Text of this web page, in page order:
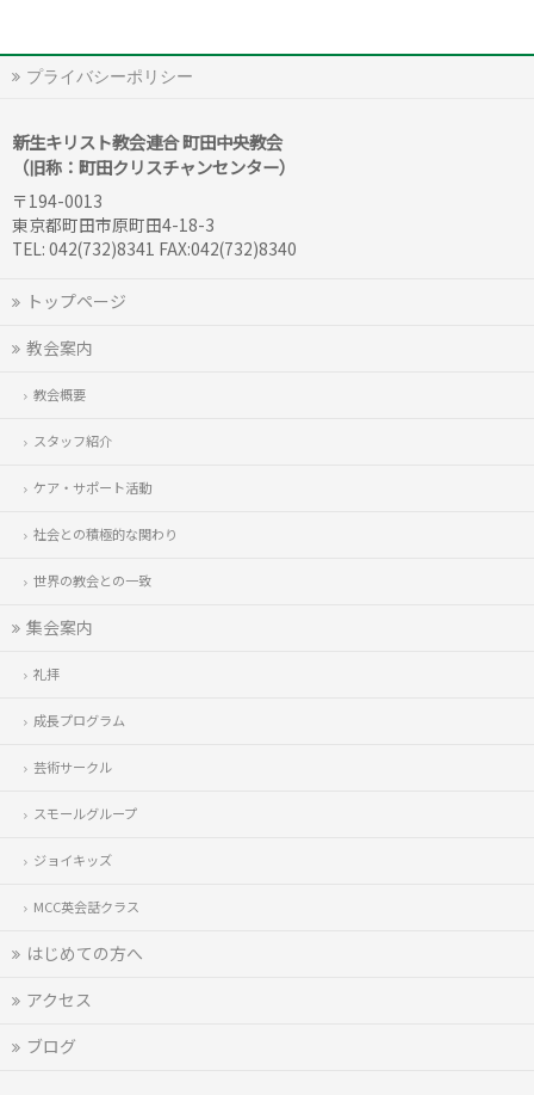
プライバシーポリシー
新生キリスト教会連合 町田中央教会
（旧称：町田クリスチャンセンター）
〒194-0013
東京都町田市原町田4-18-3
TEL: 042(732)8341 FAX:042(732)8340
トップページ
教会案内
教会概要
スタッフ紹介
ケア・サポート活動
社会との積極的な関わり
世界の教会との一致
集会案内
礼拝
成長プログラム
芸術サークル
スモールグループ
ジョイキッズ
MCC英会話クラス
はじめての方へ
アクセス
ブログ